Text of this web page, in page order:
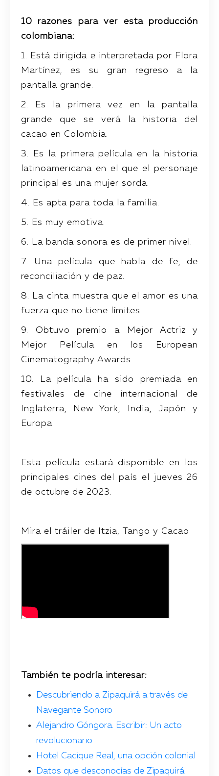
10 razones para ver esta producción
colombiana:
1. Está dirigida e interpretada por Flora
Martínez, es su gran regreso a la
pantalla grande.
2. Es la primera vez en la pantalla
grande que se verá la historia del
cacao en Colombia.
3. Es la primera película en la historia
latinoamericana en el que el personaje
principal es una mujer sorda.
4. Es apta para toda la familia.
5. Es muy emotiva.
6. La banda sonora es de primer nivel.
7. Una película que habla de fe, de
reconciliación y de paz.
8. La cinta muestra que el amor es una
fuerza que no tiene límites.
9. Obtuvo premio a Mejor Actriz y
Mejor Película en los European
Cinematography Awards
10. La película ha sido premiada en
festivales de cine internacional de
Inglaterra, New York, India, Japón y
Europa
Esta película estará disponible en los
principales cines del país el jueves 26
de octubre de 2023.
Mira el tráiler de Itzia, Tango y Cacao
También te podría interesar:
Descubriendo a Zipaquirá a través de
Navegante Sonoro
Alejandro Góngora. Escribir: Un acto
revolucionario
Hotel Cacique Real, una opción colonial
Datos que desconocías de Zipaquirá